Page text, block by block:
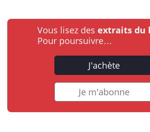
Vous lisez des extraits du
Pour poursuivre…
J'achète
Je m'abonne